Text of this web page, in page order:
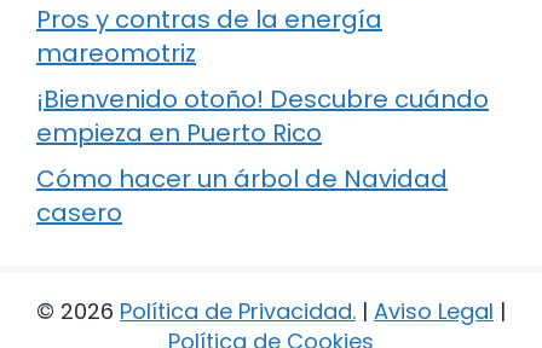
Pros y contras de la energía
mareomotriz
¡Bienvenido otoño! Descubre cuándo
empieza en Puerto Rico
Cómo hacer un árbol de Navidad
casero
© 2026 Política de Privacidad. | Aviso Legal |
Política de Cookies